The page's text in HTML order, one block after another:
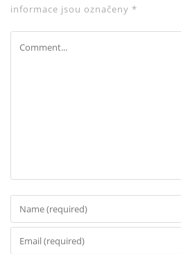
informace jsou označeny *